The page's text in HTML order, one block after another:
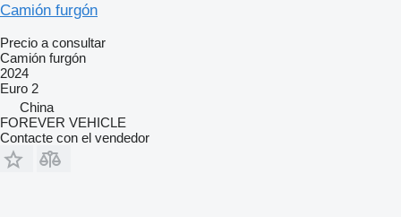
Camión furgón
Precio a consultar
Camión furgón
2024
Euro 2
China
FOREVER VEHICLE
Contacte con el vendedor